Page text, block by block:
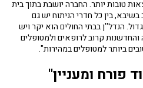
טובות יותר. החברה יושבת בתוך בית
בין כל חדרי הניתוח יש גם
הנדל''ן בבתי החולים הוא יקר ויש
קרוב לרופאים ולמטופלים
ביותר למטופלים במהירות".
פורח ומעניין"